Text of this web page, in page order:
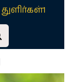
துளிர்கள்1